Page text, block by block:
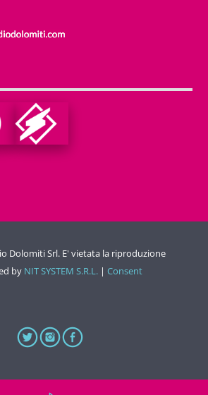
Dolomiti Srl. E' vietata la riproduzione
by NIT SYSTEM S.R.L. | Consent